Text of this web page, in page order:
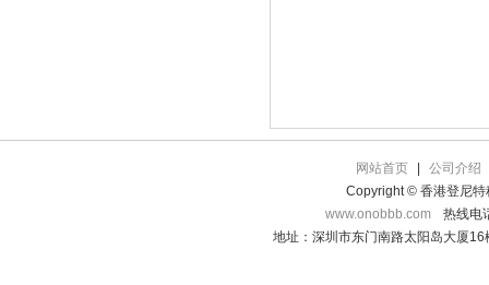
网站首页
公司介绍
Copyright © 香港登尼特
www.onobbb.com
热线电
地址：深圳市东门南路太阳岛大厦